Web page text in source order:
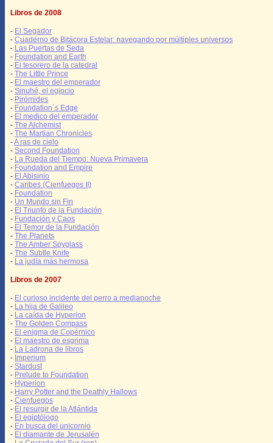
Libros de 2008
- El Segador
- Cuaderno de Bitácora Estelar: navegando por múltiples universos
- Las Puertas de Seda
- Foundation and Earth
- El tesorero de la catedral
- The Little Prince
- El maestro del emperador
- Sinuhé, el egipcio
- Pirómides
- Foundation´s Edge
- El medico del emperador
- The Alchemist
- The Martian Chronicles
-A ras de cielo
- Second Foundation
- La Rueda del Tiempo: Nueva Primavera
- Foundation and Empire
- El Abisinio
- Caribes (Cienfuegos II)
- Foundation
- Un Mundo sin Fin
- El Triunfo de la Fundación
- Fundación y Caos
- El Temor de la Fundación
- The Planets
- The Amber Spyglass
- The Subtle Knife
- La judía más hermosa
Libros de 2007
- El curioso incidente del perro a medianoche
- La hija de Galileo
- La caída de Hyperion
- The Golden Compass
- El enigma de Copérnico
- El maestro de esgrima
- La Ladrona de libros
- Imperium
- Stardust
- Prelude to Foundation
- Hyperion
- Harry Potter and the Deathly Hallows
- Cienfuegos
- El resurgir de la Atlántida
- El egiptólogo
- En busca del unicornio
- El diamante de Jerusalén